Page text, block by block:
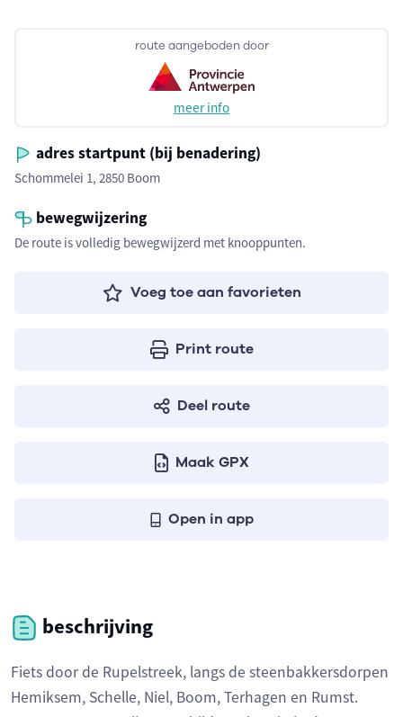
route aangeboden door
meer info
adres startpunt (bij benadering)
Schommelei 1, 2850 Boom
bewegwijzering
De route is volledig bewegwijzerd met knooppunten.
Voeg toe aan favorieten
Print route
Deel route
Maak GPX
Open in app
beschrijving
Fiets door de Rupelstreek, langs de steenbakkersdorpen
Hemiksem, Schelle, Niel, Boom, Terhagen en Rumst.